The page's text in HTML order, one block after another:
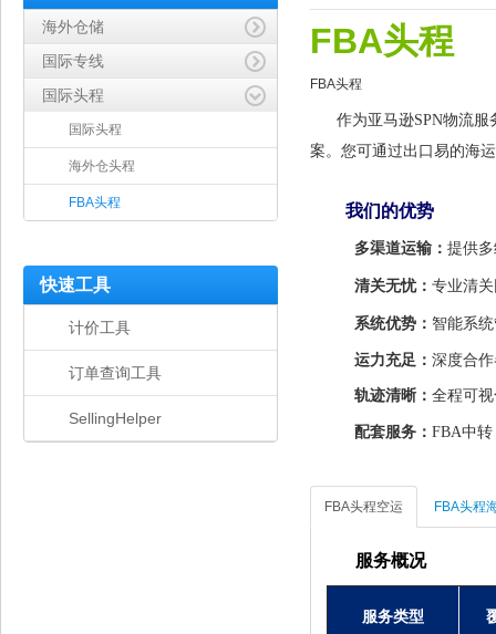
海外仓储
国际专线
国际头程
国际头程
海外仓头程
FBA头程
快速工具
计价工具
订单查询工具
SellingHelper
FBA头程
FBA头程
作为亚马逊SPN物流
案。您可通过出口易的海
我们的优势
多渠道运输： 提供
清关无忧： 专业清
系统优势： 智能系
运力充足： 深度合
轨迹清晰： 全程可
配套服务： FBA中
FBA头程空运 FBA头程
服务概况
服务类型